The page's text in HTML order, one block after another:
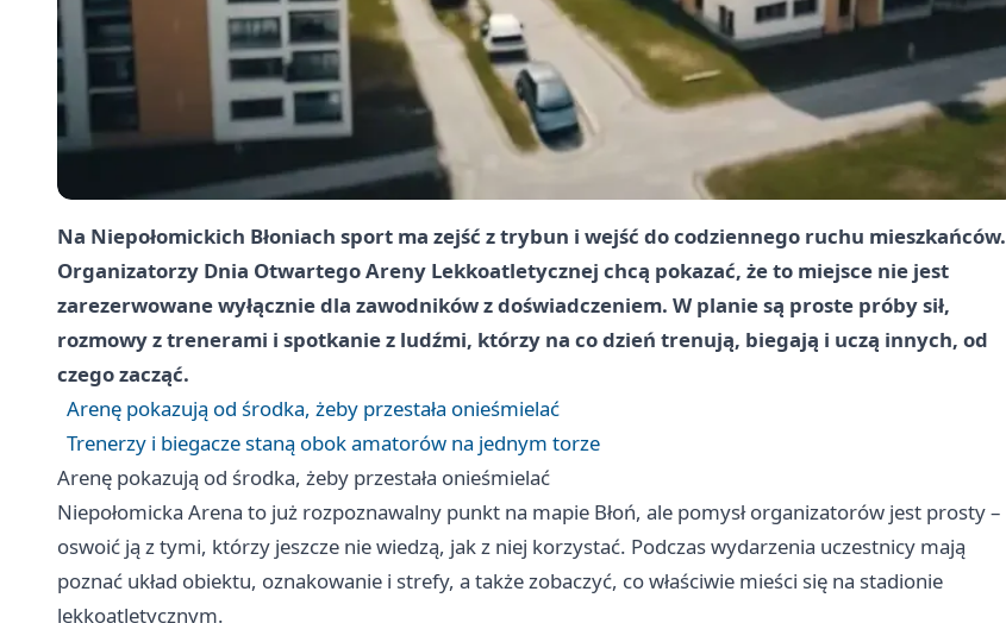
Na Niepołomickich Błoniach sport ma zejść z trybun i wejść do codziennego ruchu mieszkańców.
Organizatorzy Dnia Otwartego Areny Lekkoatletycznej chcą pokazać, że to miejsce nie jest
zarezerwowane wyłącznie dla zawodników z doświadczeniem. W planie są proste próby sił,
rozmowy z trenerami i spotkanie z ludźmi, którzy na co dzień trenują, biegają i uczą innych, od
czego zacząć.
Arenę pokazują od środka, żeby przestała onieśmielać
Trenerzy i biegacze staną obok amatorów na jednym torze
Arenę pokazują od środka, żeby przestała onieśmielać
Niepołomicka Arena to już rozpoznawalny punkt na mapie Błoń, ale pomysł organizatorów jest prosty –
oswoić ją z tymi, którzy jeszcze nie wiedzą, jak z niej korzystać. Podczas wydarzenia uczestnicy mają
poznać układ obiektu, oznakowanie i strefy, a także zobaczyć, co właściwie mieści się na stadionie
lekkoatletycznym.